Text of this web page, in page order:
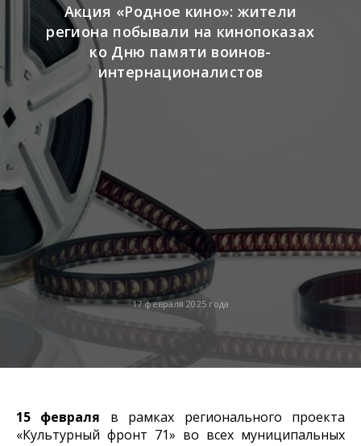
17 февраля 2025 года
Акция «Родное кино»: жители
региона побывали на кинопоказах
ко Дню памяти воинов-
интернационалистов
15 февраля в рамках регионального проекта
«Культурный фронт 71» во всех муниципальных